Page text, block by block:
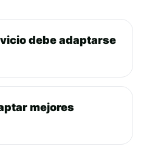
debe adaptarse
mejores